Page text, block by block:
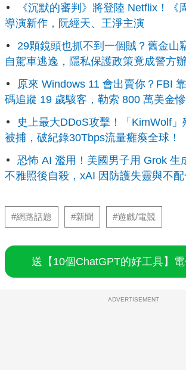
《沉默的審判》將登陸 Netflix！《
導演新作，阮經天、王淨主演
29顆鏡頭也抓不到一個賊？舊金山
自駕車逃逸，隱私保護政策竟成警方
原來 Windows 11 會出賣你？FBI
碼追蹤 19 歲駭客，勒索 800 萬美金
史上最大DDoS攻擊！「KimWolf
被捕，破紀錄30Tbps流量癱瘓全球！
恐怖 AI 濫用！美國男子用 Grok 生
不雅照後自殺，xAI 因防護失靈與不
#網路話題 #新聞 #遊戲/電競
送【10個ChatGPT的好工具】
ADVERTISEMENT